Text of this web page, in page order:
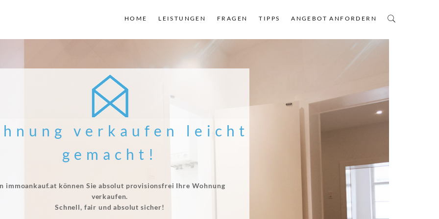
HOME LEISTUNGEN FRAGEN TIPPS ANGEBOT ANFORDERN
verkaufen leicht
gemacht!
immoankauf.at können Sie absolut provisionsfrei Ihre Wohnung
verkaufen.
Schnell, fair und absolut sicher!